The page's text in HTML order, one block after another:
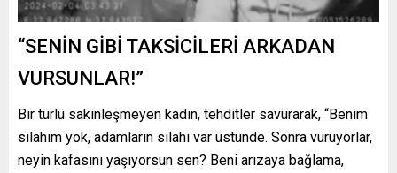
“SENİN GİBİ TAKSİCİLERİ ARKADAN
VURSUNLAR!”
Bir türlü sakinleşmeyen kadın, tehditler savurarak, “Benim
silahım yok, adamların silahı var üstünde. Sonra vuruyorlar,
neyin kafasını yaşıyorsun sen? Beni arızaya bağlama,